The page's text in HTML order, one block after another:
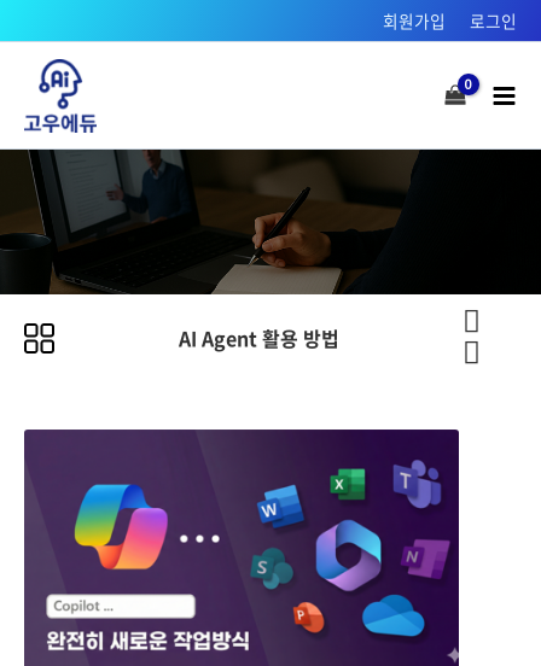
건너뛰기
회원가입 로그인
AI Agent 활용 방법